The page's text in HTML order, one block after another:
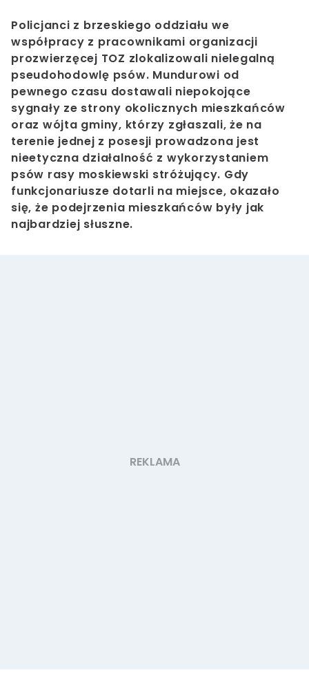
Policjanci z brzeskiego oddziału we
współpracy z pracownikami organizacji
prozwierzęcej TOZ zlokalizowali nielegalną
pseudohodowlę psów. Mundurowi od
pewnego czasu dostawali niepokojące
sygnały ze strony okolicznych mieszkańców
oraz wójta gminy, którzy zgłaszali, że na
terenie jednej z posesji prowadzona jest
nieetyczna działalność z wykorzystaniem
psów rasy moskiewski stróżujący. Gdy
funkcjonariusze dotarli na miejsce, okazało
się, że podejrzenia mieszkańców były jak
najbardziej słuszne.